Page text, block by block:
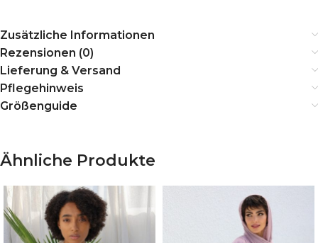
Zusätzliche Informationen
Rezensionen (0)
Lieferung & Versand
Pflegehinweis
Größenguide
Ähnliche Produkte